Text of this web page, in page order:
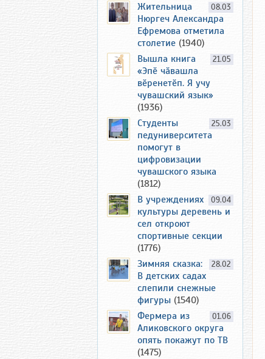
08.03
Жительница
Нюргеч Александра
Ефремова отметила
столетие (1940)
21.05
Вышла книга
«Эпӗ чӑвашла
вӗренетӗп. Я учу
чувашский язык»
(1936)
25.03
Студенты
педуниверситета
помогут в
цифровизации
чувашского языка
(1812)
09.04
В учреждениях
культуры деревень и
сел откроют
спортивные секции
(1776)
28.02
Зимняя сказка:
В детских садах
слепили снежные
фигуры (1540)
01.06
Фермера из
Аликовского округа
опять покажут по ТВ
(1475)